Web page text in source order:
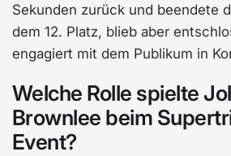
Sekunden zurück und beendete
dem 12. Platz, blieb aber
engagiert mit dem Publikum in
Welche Rolle spielte
Brownlee beim
Event?